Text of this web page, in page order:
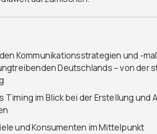
Kommunikationsstrategien und -
Deutschlands – von der
Timing im Blick bei der Erstellung und
und Konsumenten im Mittelpunkt